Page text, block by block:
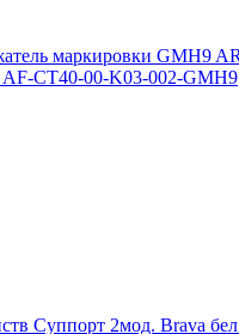
CT40-00-K03-002-GMH9